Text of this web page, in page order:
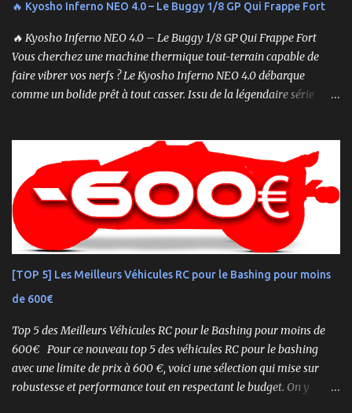
🔥 Kyosho Inferno NEO 4.0 – Le Buggy 1/8 GP Qui Frappe Fort
🔥 Kyosho Inferno NEO 4.0 – Le Buggy 1/8 GP Qui Frappe Fort
Vous cherchez une machine thermique tout-terrain capable de
faire vibrer vos nerfs ? Le Kyosho Inferno NEO 4.0 débarque
comme un bolide prêt à tout casser. Issu de la légendaire série
de boîte. 🏆 Héritage de Compétition, Prêt pour l’Aventure Basé sur
une plateforme au palmarès impressionnant — dont plusieurs
titres de champion du monde — le NEO 4.0 est conçu pour la
performance pure. Que vous soyez débutant ou mordu confirmé ,
ce buggy offre une prise en main rapide , une construction robuste
et une conduite précise , aussi bien sur piste que sur terrain
assemblé Moteur thermique KE21SP avec lanceur manuel
Électronique installée Carrosserie peinte et décorée Radio à volant
[TOP 5] Les Meilleurs Véhicules RC pour le Bashing pour moins
de 600€
Top 5 des Meilleurs Véhicules RC pour le Bashing pour moins de
600€ Pour ce nouveau top 5 des véhicules RC pour le bashing
avec une limite de prix à 600 €, voici une sélection qui mise sur
robustesse et performance tout en respectant le budget. On y